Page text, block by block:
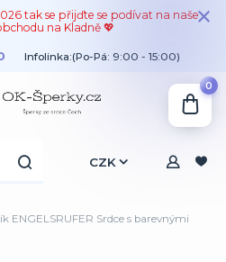
tak se přijďte se podívat na naše
na Kladně 💖
CZK
Infolinka:(Po-Pá: 9:00 - 15:00)
0
ENGELSRUFER Srdce s barevnými